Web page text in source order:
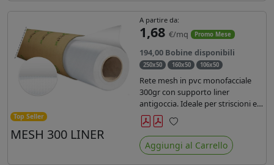
Top Seller
MESH 300 LINER
A partire da:
1,68 €/mq Promo Mese
194,00 Bobine disponibili
250x50 160x50 106x50
Rete mesh in pvc monofacciale
300gr con supporto liner
antigoccia. Ideale per striscioni e
coperture antivento. Saldabile,
stampabile con inchiostri
solvente, ecosolvente, uv e latex.
Densità fili 1000x1000 , filato 9x13.
Preferiti
Aggiungi al Carrello